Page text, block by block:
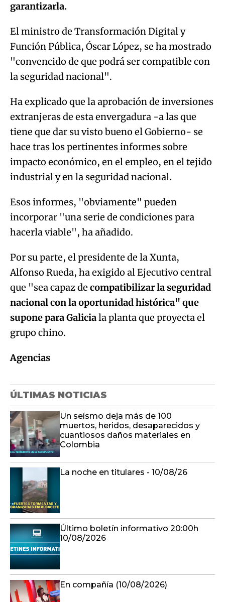
garantizarla.
El ministro de Transformación Digital y
Función Pública, Óscar López, se ha mostrado
"convencido de que podrá ser compatible con
la seguridad nacional".
Ha explicado que la aprobación de inversiones
extranjeras de esta envergadura -a las que
tiene que dar su visto bueno el Gobierno- se
hace tras los pertinentes informes sobre
impacto económico, en el empleo, en el tejido
industrial y en la seguridad nacional.
Esos informes, "obviamente" pueden
incorporar "una serie de condiciones para
hacerla viable", ha añadido.
Por su parte, el presidente de la Xunta,
Alfonso Rueda, ha exigido al Ejecutivo central
que "sea capaz de compatibilizar la seguridad
nacional con la oportunidad histórica" que
supone para Galiciala planta que proyecta el
grupo chino.
Agencias
ÚLTIMAS NOTICIAS
Un seísmo deja más de 100
muertos, heridos, desaparecidos y
cuantiosos daños materiales en
Colombia
La noche en titulares - 10/08/26
Último boletín informativo 20:00h
10/08/2026
En compañía (10/08/2026)